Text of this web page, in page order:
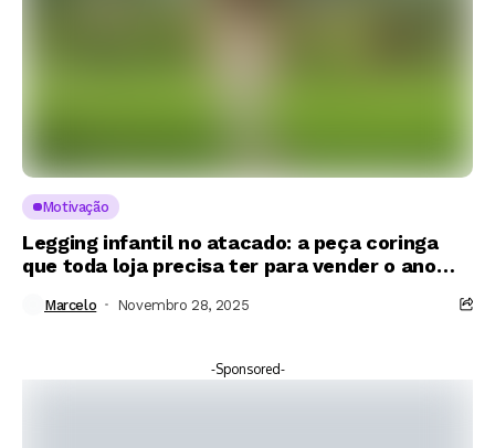
Motivação
Legging infantil no atacado: a peça coringa
que toda loja precisa ter para vender o ano
Marcelo Novembro 28, 2025
-Sponsored-